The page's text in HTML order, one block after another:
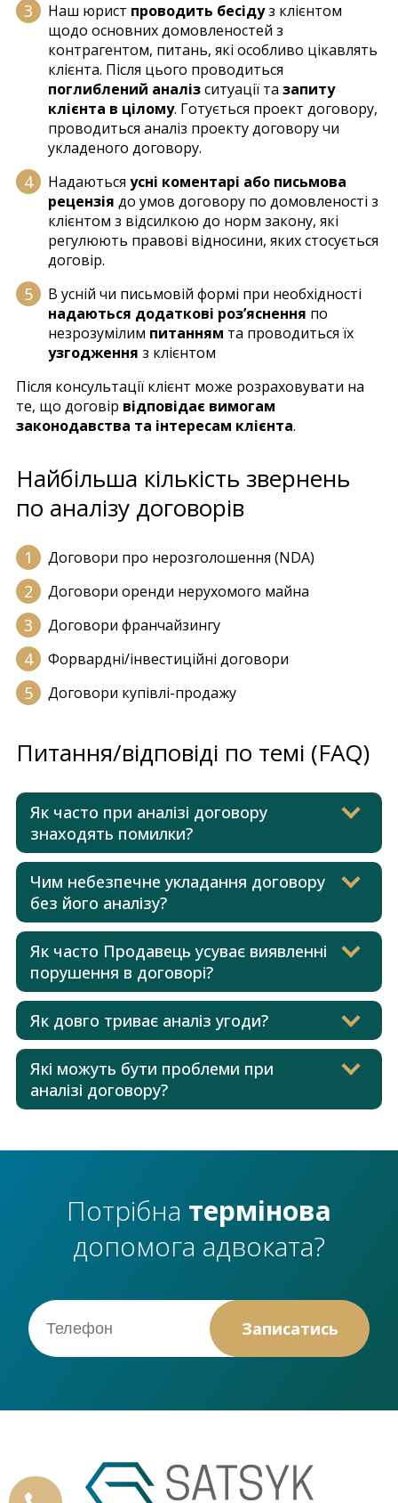
Наш юрист проводить бесідуз клієнтом
щодо основних домовленостей з
контрагентом, питань, які особливо цікавлять
клієнта. Після цього проводиться
поглиблений аналізситуації та запиту
клієнта в цілому. Готується проект договору,
проводиться аналіз проекту договору чи
укладеного договору.
Надаються усні коментарі або письмова
рецензія до умов договору по домовленості з
клієнтом з відсилкою до норм закону, які
регулюють правові відносини, яких стосується
договір.
В усній чи письмовій формі при необхідності
надаються додаткові роз’яснення по
незрозумілим питанням та проводиться їх
узгодження з клієнтом
Після консультації клієнт може розраховувати на
те, що договір відповідає вимогам
законодавства та інтересам клієнта.
Найбільша кількість звернень
по аналізу договорів
Договори про нерозголошення (NDA)
Договори оренди нерухомого майна
Договори франчайзингу
Форвардні/інвестиційні договори
Договори купівлі-продажу
Питання/відповіді по темі (FAQ)
Як часто при аналізі договору
знаходять помилки?
Чим небезпечне укладання договору
без його аналізу?
Як часто Продавець усуває виявленні
порушення в договорі?
Як довго триває аналіз угоди?
Які можуть бути проблеми при
аналізі договору?
Потрібна термінова
допомога адвоката?